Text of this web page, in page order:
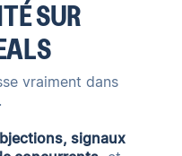
SUR
vraiment dans
signaux